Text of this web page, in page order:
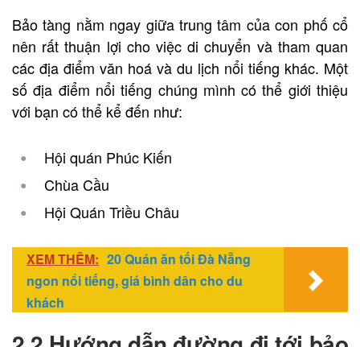
Bảo tàng nằm ngay giữa trung tâm của con phố cổ
nên rất thuận lợi cho việc di chuyển và tham quan
các địa điểm văn hoá và du lịch nổi tiếng khác. Một
số địa điểm nổi tiếng chúng mình có thể giới thiệu
với bạn có thể kể đến như:
Hội quán Phúc Kiến
Chùa Cầu
Hội Quán Triều Châu
XEM THÊM: 20 Quán ăn tối Đà Nẵng
ngon nổi tiếng, giá bình dân cho du
khách